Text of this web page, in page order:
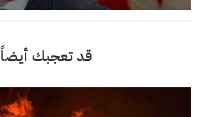
قد تعجبك أيضاً